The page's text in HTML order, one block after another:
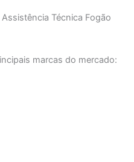
Técnica Fogão
marcas do mercado: